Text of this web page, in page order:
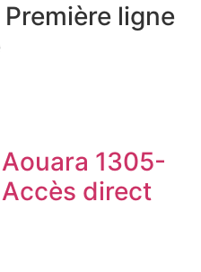
Première ligne
1305-
direct